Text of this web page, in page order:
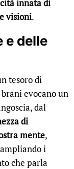
innata di
visioni.
e delle
tesoro di
evocano un
dal
di
mente,
i
che parla